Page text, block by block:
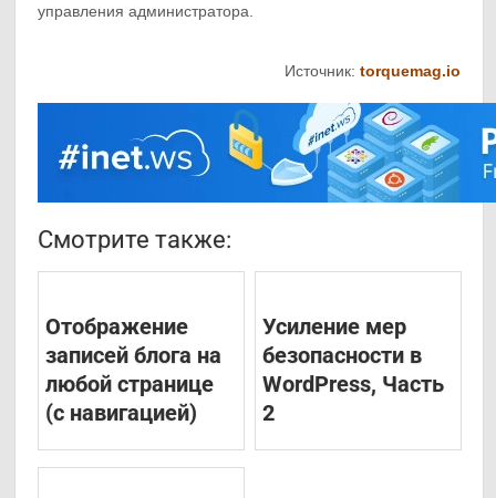
управления администратора.
Источник: torquemag.io
Смотрите также:
Отображение
записей блога на
любой странице
(с навигацией)
Усиление мер
безопасности в
WordPress, Часть
2